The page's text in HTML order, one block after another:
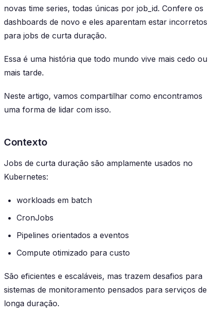
novas time series, todas únicas por job_id. Confere os
dashboards de novo e eles aparentam estar incorretos
para jobs de curta duração.
Essa é uma história que todo mundo vive mais cedo ou
mais tarde.
Neste artigo, vamos compartilhar como encontramos
uma forma de lidar com isso.
Contexto
Jobs de curta duração são amplamente usados no
Kubernetes:
workloads em batch
CronJobs
Pipelines orientados a eventos
Compute otimizado para custo
São eficientes e escaláveis, mas trazem desafios para
sistemas de monitoramento pensados para serviços de
longa duração.